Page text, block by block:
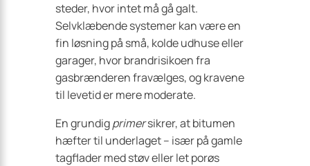
steder, hvor intet må gå galt.
Selvklæbende systemer kan være en
fin løsning på små, kolde udhuse eller
garager, hvor brandrisikoen fra
gasbrænderen fravælges, og kravene
til levetid er mere moderate.
En grundigprimersikrer, at bitumen
hæfter til underlaget – især på gamle
tagflader med støv eller let porøs